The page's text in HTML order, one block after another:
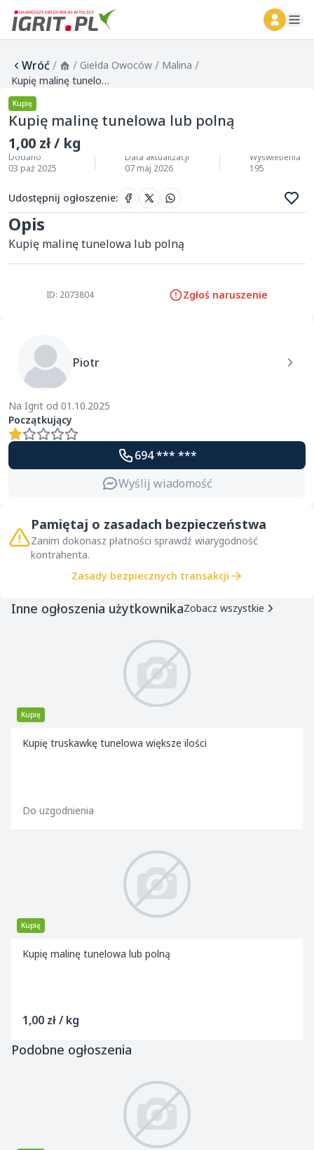
Wróć/ / Giełda Owoców / Malina /
Kupię malinę tunelowa lub polną
Kupię
Kupię malinę tunelowa lub polną
1,00 zł / kg
Dodano
03 paź 2025
Data aktualizacji
07 maj 2026
Wyświetlenia
195
Udostępnij ogłoszenie:
Opis
Kupię malinę tunelowa lub polną
ID: 2073804 Zgłoś naruszenie
Piotr
Na Igrit od 01.10.2025
Początkujący
694 *** ***
Wyślij wiadomość
Pamiętaj o zasadach bezpieczeństwa
Zanim dokonasz płatności sprawdź wiarygodność
kontrahenta.
Zasady bezpiecznych transakcji
Inne ogłoszenia użytkownikaZobacz wszystkie
Kupię
Kupię truskawkę tunelowa większe ilości
Do uzgodnienia
Kupię
Kupię malinę tunelowa lub polną
1,00 zł / kg
Podobne ogłoszenia